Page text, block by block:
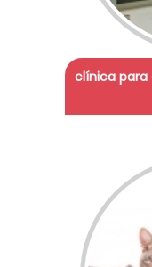
clínica para